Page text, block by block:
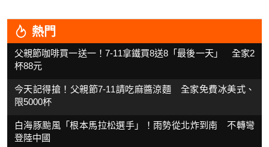
熱門
父親節咖啡買一送一！7-11拿鐵買8送8「最後一天」 全家2
杯88元
今天記得搶！父親節7-11請吃麻醬涼麵 全家免費冰美式、
限5000杯
白海豚颱風「根本馬拉松選手」！雨勢從北炸到南 不轉彎
登陸中國